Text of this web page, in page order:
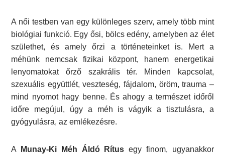
A női testben van egy különleges szerv, amely több mint
biológiai funkció. Egy ősi, bölcs edény, amelyben az élet
születhet, és amely őrzi a történeteinket is. Mert a
méhünk nemcsak fizikai központ, hanem energetikai
lenyomatokat őrző szakrális tér. Minden kapcsolat,
szexuális együttlét, veszteség, fájdalom, öröm, trauma –
mind nyomot hagy benne. És ahogy a természet időről
időre megújul, úgy a méh is vágyik a tisztulásra, a
gyógyulásra, az emlékezésre.
A Munay-Ki Méh Áldó Rítus egy finom, ugyanakkor